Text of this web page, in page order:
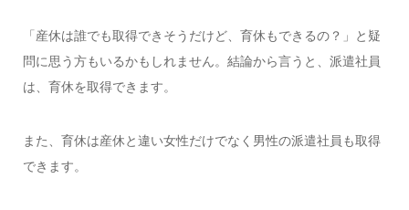
「産休は誰でも取得できそうだけど、育休もできるの？」と疑
問に思う方もいるかもしれません。結論から言うと、派遣社員
は、育休を取得できます。
また、育休は産休と違い女性だけでなく男性の派遣社員も取得
できます。